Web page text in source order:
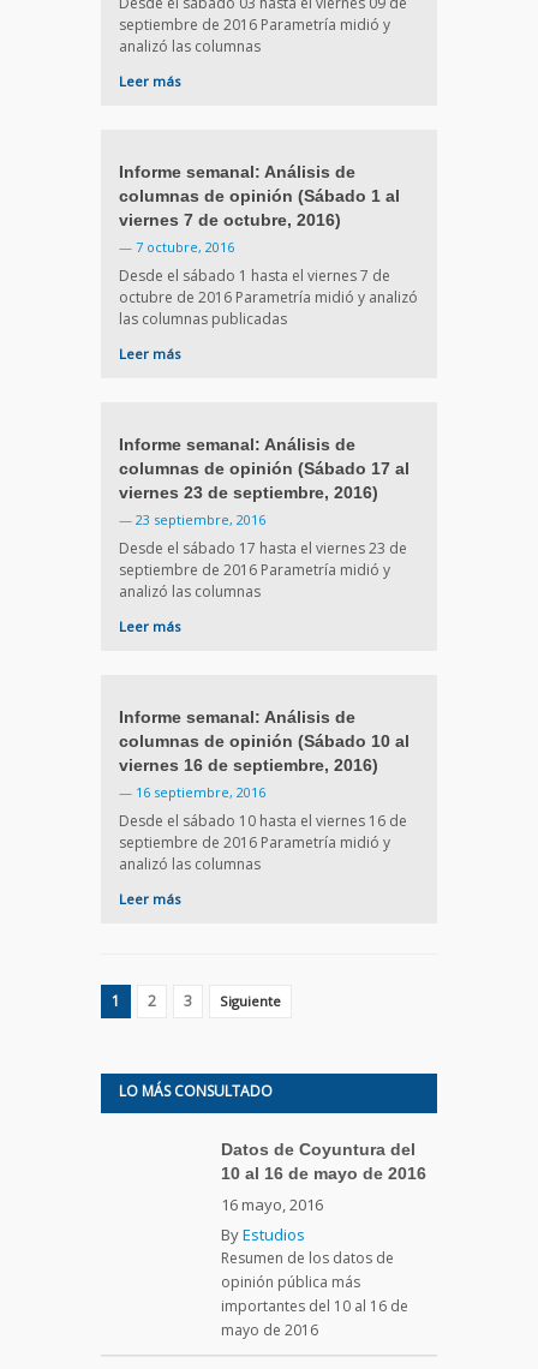
septiembre de 2016 Parametría midió y
analizó las columnas
Leer más
Informe semanal: Análisis de
columnas de opinión (Sábado 1 al
viernes 7 de octubre, 2016)
— 7 octubre, 2016
Desde el sábado 1 hasta el viernes 7 de
octubre de 2016 Parametría midió y analizó
las columnas publicadas
Leer más
Informe semanal: Análisis de
columnas de opinión (Sábado 17 al
viernes 23 de septiembre, 2016)
— 23 septiembre, 2016
Desde el sábado 17 hasta el viernes 23 de
septiembre de 2016 Parametría midió y
analizó las columnas
Leer más
Informe semanal: Análisis de
columnas de opinión (Sábado 10 al
viernes 16 de septiembre, 2016)
— 16 septiembre, 2016
Desde el sábado 10 hasta el viernes 16 de
septiembre de 2016 Parametría midió y
analizó las columnas
Leer más
1 2 3 Siguiente
LO MÁS CONSULTADO
Datos de Coyuntura del
10 al 16 de mayo de 2016
16 mayo, 2016
ByEstudios
Resumen de los datos de
opinión pública más
importantes del 10 al 16 de
mayo de 2016